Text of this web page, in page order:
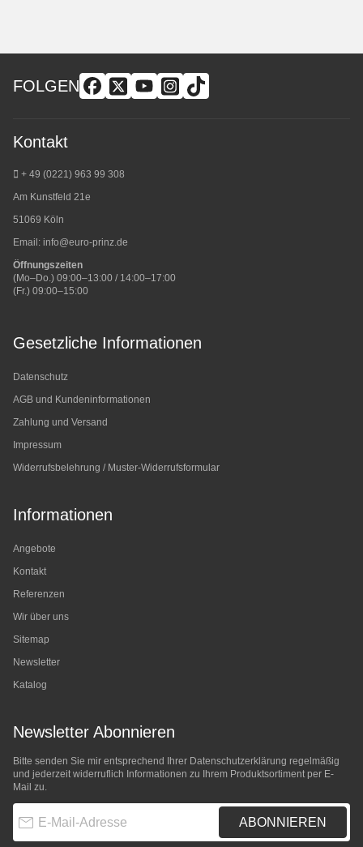
FOLGEN
Kontakt
+ 49 (0221) 963 99 308
Am Kunstfeld 21e
51069 Köln
Email: info@euro-prinz.de
Öffnungszeiten
(Mo–Do.) 09:00–13:00 / 14:00–17:00
(Fr.) 09:00–15:00
Gesetzliche Informationen
Datenschutz
AGB und Kundeninformationen
Zahlung und Versand
Impressum
Widerrufsbelehrung / Muster-Widerrufsformular
Informationen
Angebote
Kontakt
Referenzen
Wir über uns
Sitemap
Newsletter
Katalog
Newsletter Abonnieren
Bitte senden Sie mir entsprechend Ihrer Datenschutzerklärung regelmäßig
und jederzeit widerruflich Informationen zu Ihrem Produktsortiment per E-
Mail zu.
ABONNIEREN